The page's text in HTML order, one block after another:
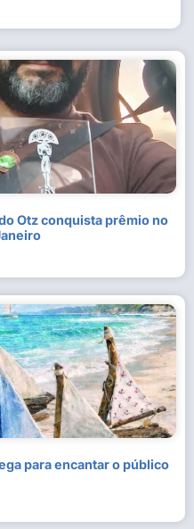
Otz conquista prêmio no
para encantar o público